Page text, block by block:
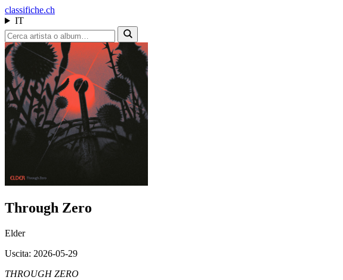
classifiche.ch
IT
Through Zero
Elder
Uscita: 2026-05-29
THROUGH ZERO